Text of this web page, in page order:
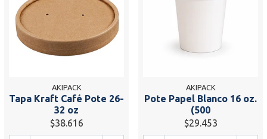
AKIPACK
Tapa Kraft Café Pote 26-
32 oz
$38.616
AKIPACK
Pote Papel Blanco 16 oz.
(500
$29.453